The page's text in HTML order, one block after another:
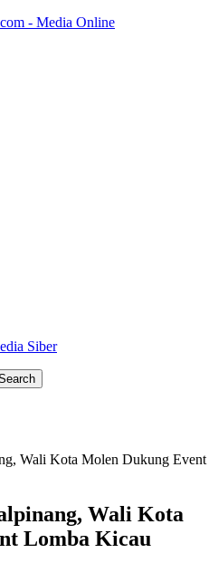
- Media Online
Siber
Wali Kota Molen Dukung Event
Wali Kota
Lomba Kicau